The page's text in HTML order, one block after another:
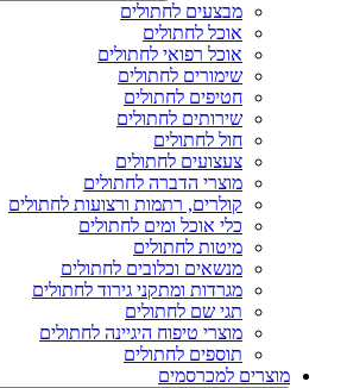
מבצעים לחתולים
אוכל לחתולים
אוכל רפואי לחתולים
שימורים לחתולים
חטיפים לחתולים
שירותים לחתולים
חול לחתולים
צעצועים לחתולים
מוצרי הדברה לחתולים
קולרים, רתמות ורצועות לחתולים
כלי אוכל ומים לחתולים
מיטות לחתולים
מנשאים וכלובים לחתולים
מגרדות ומתקני גירוד לחתולים
תגי שם לחתולים
מוצרי טיפוח היגיינה לחתולים
תוספים לחתולים
מוצרים למכרסמים